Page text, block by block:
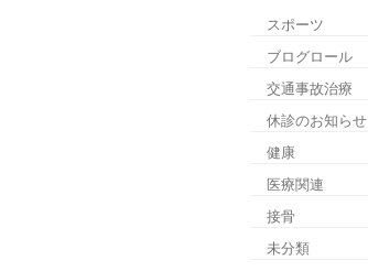
スポーツ
ブログロール
交通事故治療
休診のお知らせ
健康
医療関連
接骨
未分類